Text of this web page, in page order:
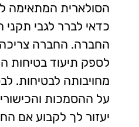
הסולארית המתאימה
כדאי לברר לגבי
החברה. החברה
לספק תיעוד בטיחות
מחויבותה לבטיחות.
על ההסמכות
יעזור לך לקבוע אם